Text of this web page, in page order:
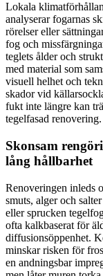
Lokala
analyserar fogarnas
rörelser eller
fog och
teglets ålder och
med material som
visuell helhet och
skador vid
fukt inte längre kan
tegelfasad renovering.
Skonsam
lång hållbarhet
Renoveringen inleds
smuts, alger och
eller sprucken
ofta kalkbaserat för
diffusionsöppenhet.
minskar risken för
en andningsbar